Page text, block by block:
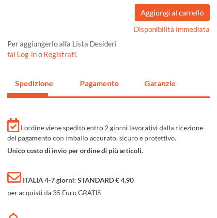
Disponibilità immediata
Per aggiungerlo alla Lista Desideri
fai Log-ino Registrati.
Spedizione Pagamento Garanzie
L'ordine viene spedito entro 2 giorni lavorativi dalla ricezione
del pagamento con imballo accurato, sicuro e protettivo.
Unico costo di invio per ordine di più articoli.
ITALIA 4-7 giorni: STANDARD € 4,90
per acquisti da 35 Euro GRATIS